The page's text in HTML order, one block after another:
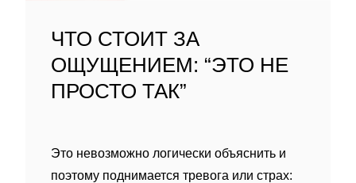
ЧТО СТОИТ ЗА
ОЩУЩЕНИЕМ: “ЭТО НЕ
ПРОСТО ТАК”
Это невозможно логически объяснить и
поэтому поднимается тревога или страх: